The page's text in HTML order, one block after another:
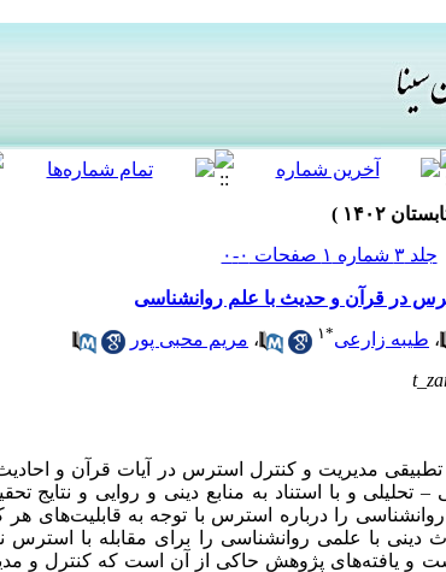
جلد ۳ شماره ۱ صفحات ۰-۰
در قرآن و حدیث با علم روانشناسی
، طیبه زارعی*۱ ، مریم محبی پور
مدیریت و کنترل استرس در آیات قرآن و
–تحلیلی و با استناد به منابع دینی و روایی و
را درباره استرس با توجه به قابلیت‌های
دینی با علمی روانشناسی را برای مقابله با
و یافته‌های پژوهش حاکی از آن است که کنترل و